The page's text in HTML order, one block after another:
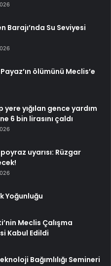
Barajı’nda Su Seviyesi
ölümünü Meclis’e
yere yığılan gence yardım
6 bin lirasını çaldı
uyarısı: Rüzgar
Yoğunluğu
Meclis Çalışma
Kabul Edildi
Bağımlılığı Semineri